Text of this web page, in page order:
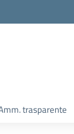
trasparente